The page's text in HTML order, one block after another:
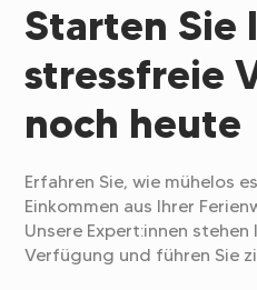
Starten Sie
stressfreie
noch heute
Erfahren Sie, wie mühelos
Einkommen aus Ihrer
Unsere Expert:innen
Verfügung und führen Sie